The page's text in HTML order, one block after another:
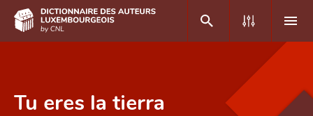
Tu eres la tierra